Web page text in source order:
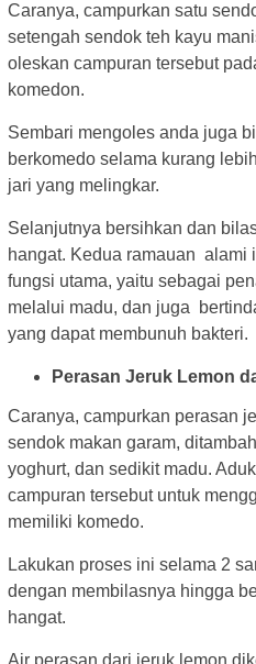
Caranya, campurkan satu
setengah sendok teh kayu
oleskan campuran tersebut
komedon.
Sembari mengoles anda juga
berkomedo selama kurang
jari yang melingkar.
Selanjutnya bersihkan dan
hangat. Kedua ramauan alami
fungsi utama, yaitu sebagai
melalui madu, dan juga
yang dapat membunuh bakteri.
Perasan Jeruk Lemon
Caranya, campurkan perasan
sendok makan garam,
yoghurt, dan sedikit madu.
campuran tersebut untuk
memiliki komedo.
Lakukan proses ini selama 2
dengan membilasnya hingga
hangat.
Air perasan dari jeruk lemon